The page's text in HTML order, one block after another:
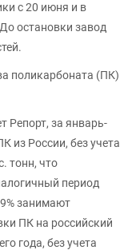
с 20 июня и в
остановки завод
поликарбоната (ПК)
Репорт, за январь-
из России, без учета
тонн, что
период
занимают
ПК на российский
года, без учета